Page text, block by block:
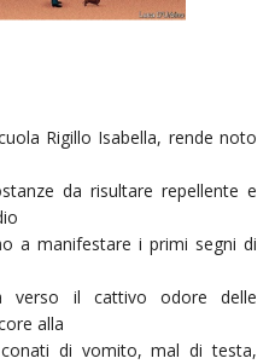
Rigillo Isabella, rende noto
da risultare repellente e
a manifestare i primi segni di
verso il cattivo odore delle
alla
di vomito, mal di testa,